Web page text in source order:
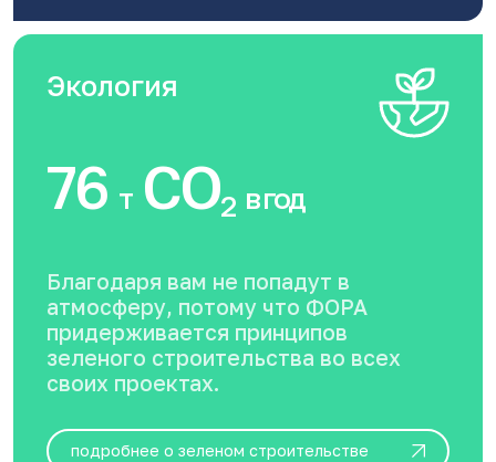
Экология
76 тCO2 в год
Благодаря вам не попадут в
атмосферу, потому что ФОРА
придерживается принципов
зеленого строительства во всех
своих проектах.
подробнее о зеленом строительстве